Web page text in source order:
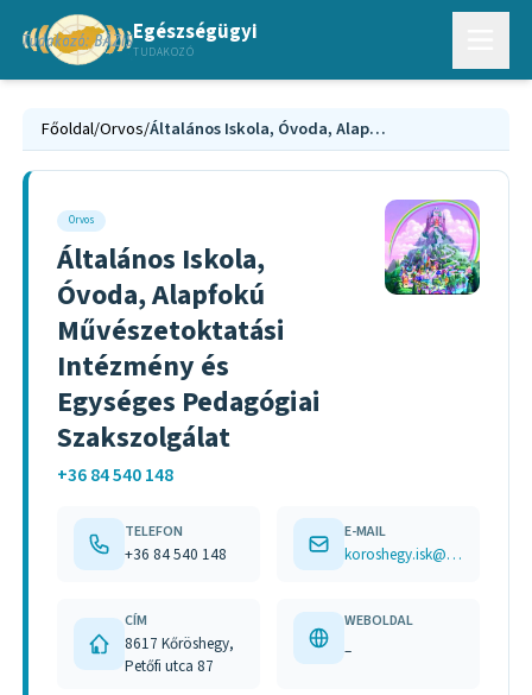
Egészségügyi
TUDAKOZÓ
Főoldal/Orvos/ Általános Iskola, Óvoda, Alapfokú Művészetoktatási Intézmény és Egységes Pedagógiai Szakszolgálat
Orvos
Általános Iskola,
Óvoda, Alapfokú
Művészetoktatási
Intézmény és
Egységes Pedagógiai
Szakszolgálat
+36 84 540 148
TELEFON
+36 84 540 148
E-MAIL
koroshegy.isk@freemail.hu
CÍM
8617 Kőröshegy,
Petőfi utca 87
WEBOLDAL
–